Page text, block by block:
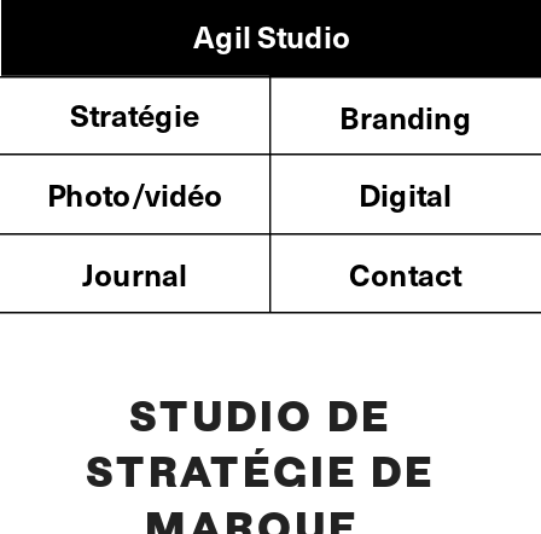
Agil Studio
Stratégie
Branding
Digital
Photo/vidéo
Contact
Journal
STUDIO DE
STRATÉGIE DE